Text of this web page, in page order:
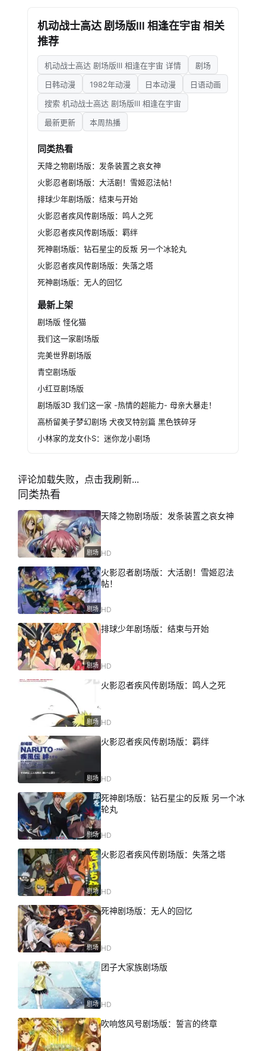
个区域。当人类开始向最初的卫星移民时，人类
历史便进入了宇宙世纪，纪元亦改为宇宙世纪(简
称U.C)0001年，那一年地球总人口已突破90亿
大关。U.C.0027年，第一座月面永久型都市“冯·
布拉文”完工，此后至0040年为止，实现了总人
口的40％(约50亿人)向宇宙的移民。0045年，
小行星尤诺进入月球轨道并开始周期性稳定运
行，后称为路纳Ⅱ(LUNAR2)。0050年，人类总
人口已达110亿，其中90亿为宇宙移民。然而，
地球联邦政府并未制定确保宇宙移民权利的有力
风气日盛，使宇宙移民的不满情绪上涨……
机动战士高达 剧场版Ⅲ 相逢在宇宙 相关
推荐
机动战士高达 剧场版Ⅲ 相逢在宇宙 详情
剧场
日韩动漫
1982年动漫 日本动漫
日语动画
搜索 机动战士高达 剧场版Ⅲ 相逢在宇宙
最新更新
本周热播
同类热看
天降之物剧场版：发条装置之哀女神
火影忍者剧场版：大活剧！雪姬忍法帖！
排球少年剧场版：结束与开始
火影忍者疾风传剧场版：鸣人之死
火影忍者疾风传剧场版：羁绊
死神剧场版：钻石星尘的反叛 另一个冰轮丸
火影忍者疾风传剧场版：失落之塔
死神剧场版：无人的回忆
最新上架
剧场版 怪化猫
我们这一家剧场版
完美世界剧场版
青空剧场版
小红豆剧场版
剧场版3D 我们这一家 -热情的超能力- 母亲大暴走！
高桥留美子梦幻剧场 犬夜叉特别篇 黑色铁碎牙
小林家的龙女仆S：迷你龙小剧场
评论加载失败，点击我刷新...
同类热看
剧场
天降之物剧场版：发条装置之哀女神
HD
剧场
火影忍者剧场版：大活剧！雪姬忍法
帖！
HD
剧场
排球少年剧场版：结束与开始
HD
剧场
火影忍者疾风传剧场版：鸣人之死
HD
剧场
火影忍者疾风传剧场版：羁绊
HD
剧场
死神剧场版：钻石星尘的反叛 另一个冰
轮丸
HD
剧场
火影忍者疾风传剧场版：失落之塔
HD
剧场
死神剧场版：无人的回忆
HD
剧场
团子大家族剧场版
HD
吹响悠风号剧场版：誓言的终章